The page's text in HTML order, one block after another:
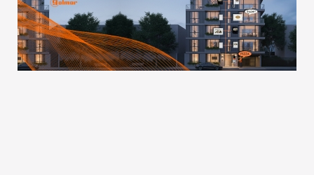
потребители, така и за професионалистите в
бранша.Прочети още